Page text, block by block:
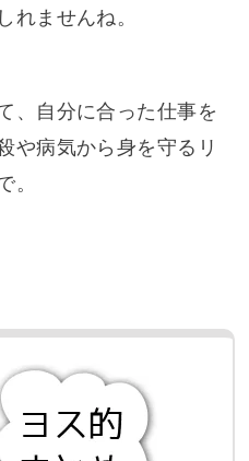
れませんね。
、自分に合った仕事を
や病気から身を守るリ
。